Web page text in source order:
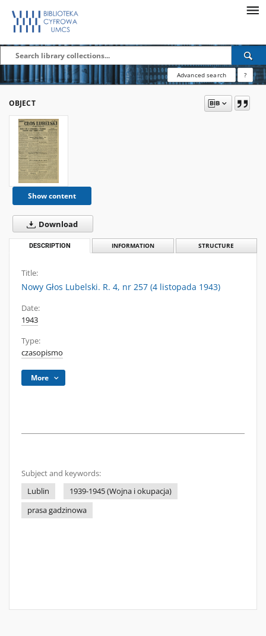
Advanced search ?
OBJECT
Show content
Download
DESCRIPTION INFORMATION STRUCTURE
Title:
Nowy Głos Lubelski. R. 4, nr 257 (4 listopada 1943)
Date:
1943
Type:
czasopismo
More
Subject and keywords:
Lublin
1939-1945 (Wojna i okupacja)
prasa gadzinowa